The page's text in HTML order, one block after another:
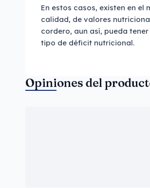
En estos casos, existen en
calidad, de valores
cordero, aun así, pueda
tipo de déficit nutricional.
Opiniones del